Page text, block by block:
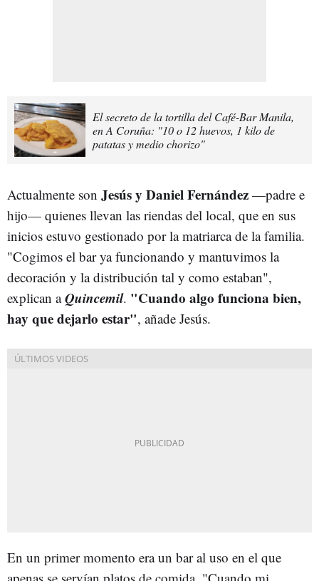
El secreto de la tortilla del Café-Bar Manila,
en A Coruña: "10 o 12 huevos, 1 kilo de
patatas y medio chorizo"
Actualmente son Jesús y Daniel Fernández —padre e
hijo— quienes llevan las riendas del local, que en sus
inicios estuvo gestionado por la matriarca de la familia.
"Cogimos el bar ya funcionando y mantuvimos la
decoración y la distribución tal y como estaban",
explican aQuincemil. "Cuando algo funciona bien,
hay que dejarlo estar", añade Jesús.
En un primer momento era un bar al uso en el que